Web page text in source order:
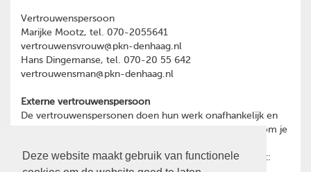
Deze website maakt gebruik van functionele
Vertrouwenspersoon
Marijke Mootz, tel. 070-2055641
vertrouwensvrouw@pkn-denhaag.nl
Hans Dingemanse, tel. 070-20 55 642
vertrouwensman@pkn-denhaag.nl
Externe vertrouwenspersoon
De vertrouwenspersonen doen hun werk onafhankelijk en
hebben geheimhoudingsplicht. Heb je een reden waarom je
vertrouwenspersoon, dan kun je contact opnemen met: